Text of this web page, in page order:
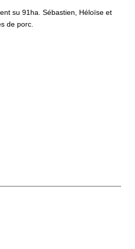
su 91ha. Sébastien, Héloïse et
de porc.